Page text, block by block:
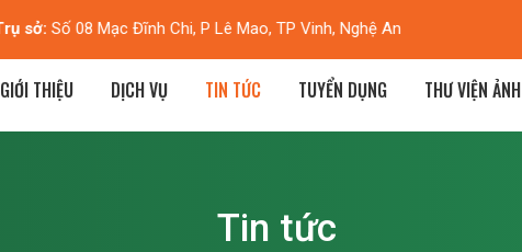
Hà Nội:Biệt thự M2-L7, KĐT Dương Nội, Hà Đông, Hà Nội
GIỚI THIỆU DỊCH VỤ TIN TỨC TUYỂN DỤNG THƯ VIỆN ẢNH
Tin tức